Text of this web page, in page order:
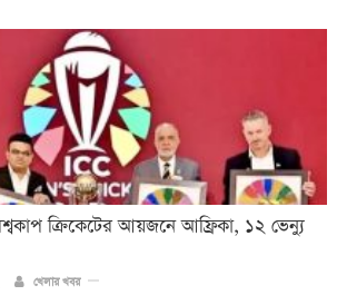
ক্রিকে‌টের আয়জনে আফ্রিকা, ১২ ভেন্যু
খেলার খবর